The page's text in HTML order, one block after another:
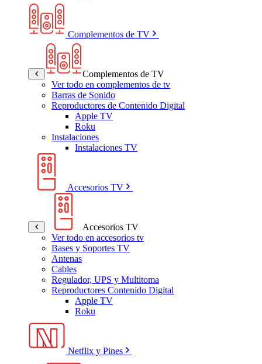
Complementos de TV
Complementos de TV
Ver todo en complementos de tv
Barras de Sonido
Reproductores de Contenido Digital
Apple TV
Roku
Instalaciones
Instalaciones TV
Accesorios TV
Accesorios TV
Ver todo en accesorios tv
Bases y Soportes TV
Antenas
Cables
Regulador, UPS y Multitoma
Reproductores Contenido Digital
Apple TV
Roku
Netflix y Pines